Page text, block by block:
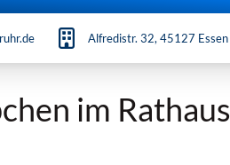
Alfredistr. 32, 45127 Essen
im Rathaus